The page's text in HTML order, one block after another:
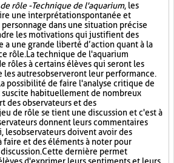
rôle - Technique de l'aquarium, les
une interprétation spontanée et
dans une situation précise
les motivations qui justifient des
a une grande liberté d’action quant à la
rôle. La technique de l'aquarium
rôles à certains élèves qui seront les
les autres observeront leur performance.
possibilité de faire l'analyse critique de
habituellement de nombreux
des observateurs et des
de rôle se tient une discussion et c'est à
donnent leurs commentaires
les observateurs doivent avoir des
faire et des éléments à noter pour
Cette dernière permet